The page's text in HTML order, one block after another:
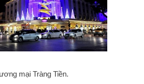
mại Tràng Tiền.